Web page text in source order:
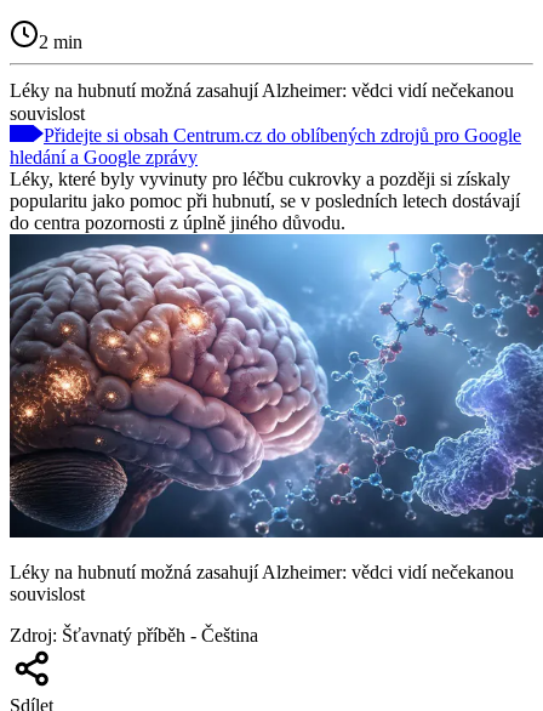
2 min
Léky na hubnutí možná zasahují Alzheimer: vědci vidí nečekanou
souvislost
Přidejte si obsah Centrum.cz do oblíbených zdrojů pro Google
hledání a Google zprávy
Léky, které byly vyvinuty pro léčbu cukrovky a později si získaly
popularitu jako pomoc při hubnutí, se v posledních letech dostávají
do centra pozornosti z úplně jiného důvodu.
Léky na hubnutí možná zasahují Alzheimer: vědci vidí nečekanou
souvislost
Zdroj: Šťavnatý příběh - Čeština
Sdílet